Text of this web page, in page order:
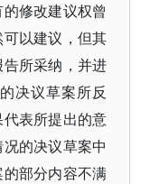
修改建议权曾
以建议，但其
所采纳，并进
决议草案所反
表所提出的意
的决议草案中
部分内容不满